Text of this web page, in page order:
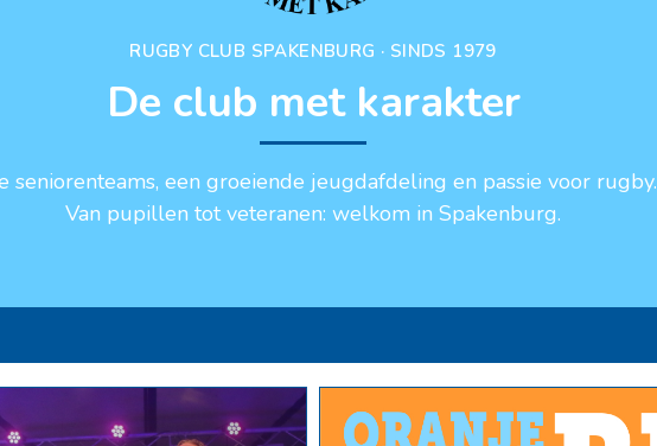
RUGBY CLUB SPAKENBURG · SINDS 1979
De club met karakter
seniorenteams, een groeiende jeugdafdeling en passie voor rugby.
Van pupillen tot veteranen: welkom in Spakenburg.